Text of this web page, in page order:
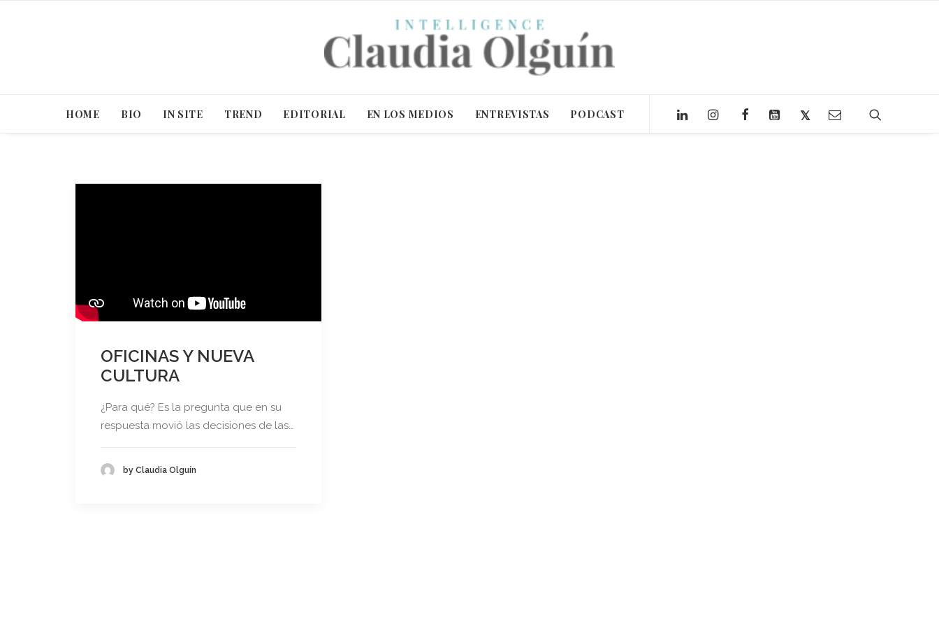
HOME BIO IN SITE TREND EDITORIAL EN LOS MEDIOS ENTREVISTAS PODCAST
OFICINAS Y NUEVA
CULTURA
¿Para qué? Es la pregunta que en su
respuesta movió las decisiones de las…
by Claudia Olguín